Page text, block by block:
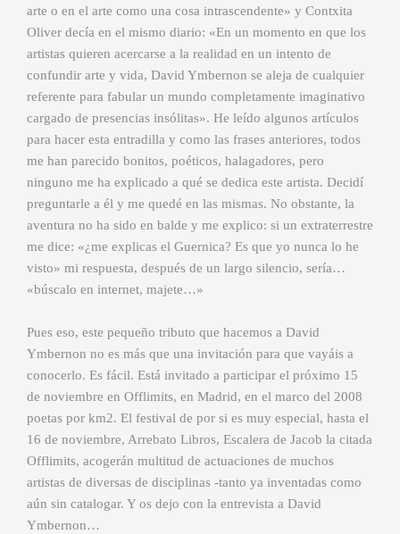
arte o en el arte como una cosa intrascendente» y Contxita
Oliver decía en el mismo diario: «En un momento en que los
artistas quieren acercarse a la realidad en un intento de
confundir arte y vida, David Ymbernon se aleja de cualquier
referente para fabular un mundo completamente imaginativo
cargado de presencias insólitas». He leído algunos artículos
para hacer esta entradilla y como las frases anteriores, todos
me han parecido bonitos, poéticos, halagadores, pero
ninguno me ha explicado a qué se dedica este artista. Decidí
preguntarle a él y me quedé en las mismas. No obstante, la
aventura no ha sido en balde y me explico: si un extraterrestre
me dice: «¿me explicas el Guernica? Es que yo nunca lo he
visto» mi respuesta, después de un largo silencio, sería…
«búscalo en internet, majete…»
Pues eso, este pequeño tributo que hacemos a David
Ymbernon no es más que una invitación para que vayáis a
conocerlo. Es fácil. Está invitado a participar el próximo 15
de noviembre en Offlimits, en Madrid, en el marco del 2008
poetas por km2. El festival de por si es muy especial, hasta el
16 de noviembre, Arrebato Libros, Escalera de Jacob la citada
Offlimits, acogerán multitud de actuaciones de muchos
artistas de diversas de disciplinas -tanto ya inventadas como
aún sin catalogar. Y os dejo con la entrevista a David
Ymbernon…